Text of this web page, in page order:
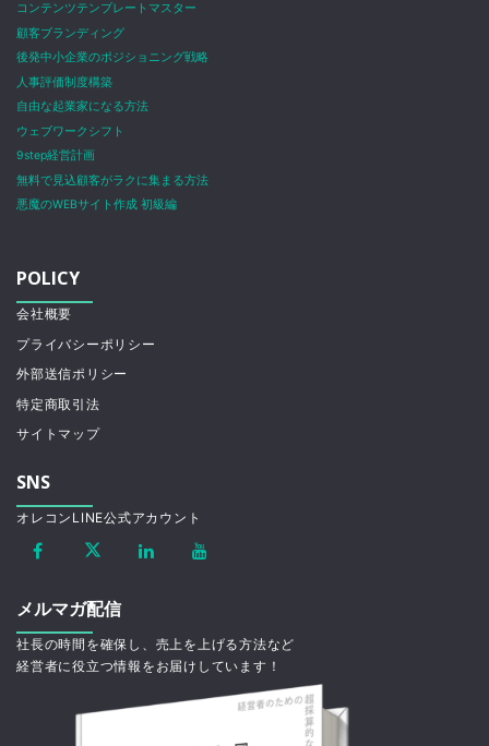
コンテンツテンプレートマスター
顧客ブランディング
後発中小企業のポジショニング戦略
人事評価制度構築
自由な起業家になる方法
ウェブワークシフト
9step経営計画
無料で見込顧客がラクに集まる方法
悪魔のWEBサイト作成 初級編
POLICY
会社概要
プライバシーポリシー
外部送信ポリシー
特定商取引法
サイトマップ
SNS
オレコンLINE公式アカウント
メルマガ配信
社長の時間を確保し、売上を上げる方法など
経営者に役立つ情報をお届けしています！